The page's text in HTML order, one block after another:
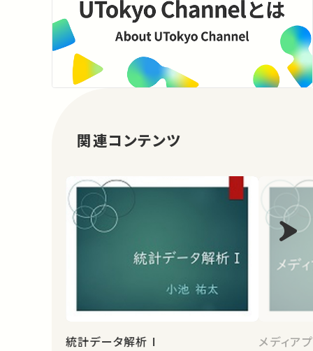
関連コンテンツ
統計データ解析 I メディア